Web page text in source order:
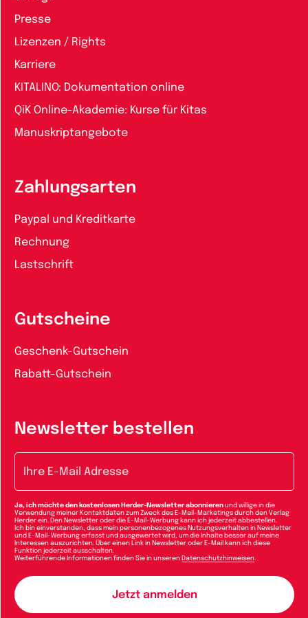
Presse
Lizenzen / Rights
Karriere
KITALINO: Dokumentation online
QiK Online-Akademie: Kurse für Kitas
Manuskriptangebote
Zahlungsarten
Paypal und Kreditkarte
Rechnung
Lastschrift
Gutscheine
Geschenk-Gutschein
Rabatt-Gutschein
Newsletter bestellen
Ja, ich möchte den kostenlosen Herder-Newsletter abonnieren und willige in die
Verwendung meiner Kontaktdaten zum Zweck des E-Mail-Marketings durch den Verlag
Herder ein. Den Newsletter oder die E-Mail-Werbung kann ich jederzeit abbestellen.
Ich bin einverstanden, dass mein personenbezogenes Nutzungsverhalten in Newsletter
und E-Mail-Werbung erfasst und ausgewertet wird, um die Inhalte besser auf meine
Interessen auszurichten. Über einen Link in Newsletter oder E-Mail kann ich diese
Funktion jederzeit ausschalten.
Weiterführende Informationen finden Sie in unseren Datenschutzhinweisen.